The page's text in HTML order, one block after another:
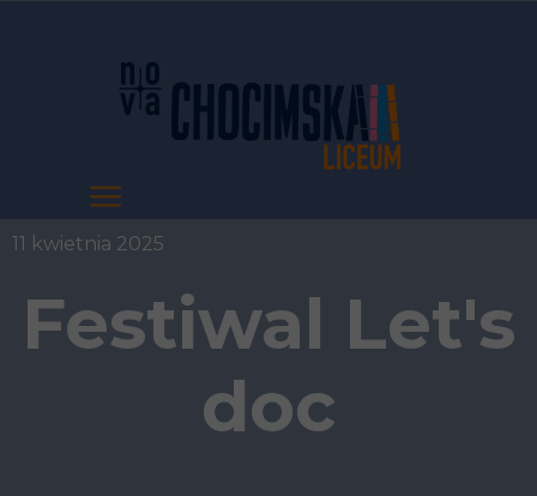
Festiwal Let's
doc
11 kwietnia 2025